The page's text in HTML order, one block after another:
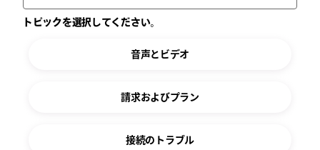
トピックを選択してください。
音声とビデオ
請求およびプラン
接続のトラブル